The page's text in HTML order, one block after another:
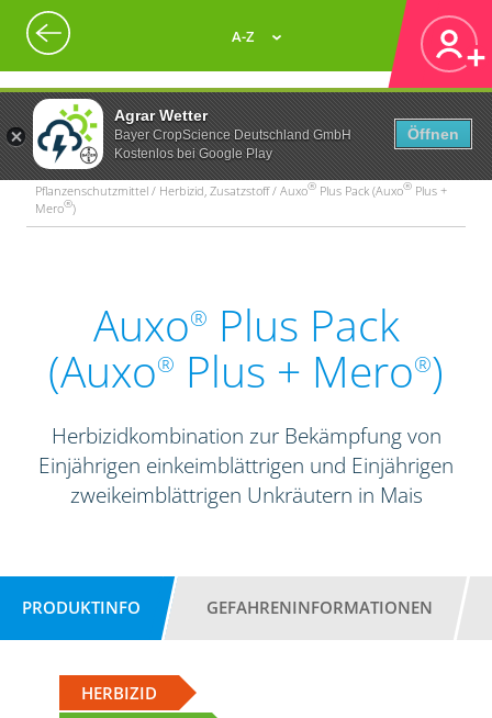
Agrar Wetter
Bayer CropScience Deutschland GmbH
Kostenlos bei Google Play
Öffnen
A-Z
Pflanzenschutzmittel / Herbizid, Zusatzstoff / Auxo® Plus Pack (Auxo® Plus +
Mero®)
Auxo® Plus Pack
(Auxo® Plus + Mero®)
Herbizidkombination zur Bekämpfung von
Einjährigen einkeimblättrigen und Einjährigen
zweikeimblättrigen Unkräutern in Mais
PRODUKTINFO GEFAHRENINFORMATIONEN
HERBIZID